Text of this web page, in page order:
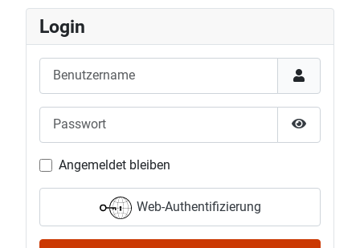
Login
Passwort
Passwort
Angemeldet bleiben
Web-Authentifizierung